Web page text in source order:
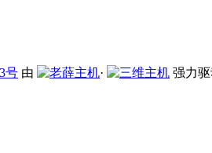
号 由 · 强力